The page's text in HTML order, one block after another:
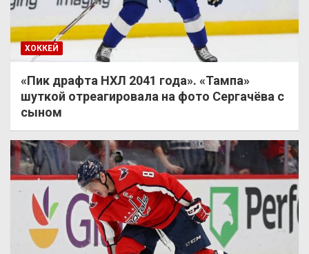
ХОККЕЙ
«Пик драфта НХЛ 2041 года». «Тампа»
шуткой отреагировала на фото Сергачёва с
сыном